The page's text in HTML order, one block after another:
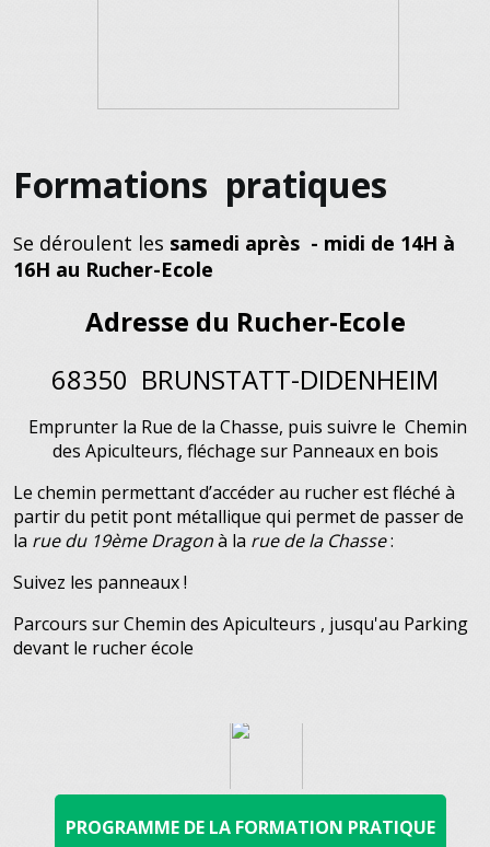
Formations pratiques
Se déroulent les samedi après - midi de 14H à
16H au Rucher-Ecole
Adresse du Rucher-Ecole
68350 BRUNSTATT-DIDENHEIM
Emprunter la Rue de la Chasse, puis suivre le Chemin
des Apiculteurs, fléchage sur Panneaux en bois
Le chemin permettant d’accéder au rucher est fléché à
partir du petit pont métallique qui permet de passer de
la rue du 19ème Dragonà la rue de la Chasse:
Suivez les panneaux !
Parcours sur Chemin des Apiculteurs , jusqu'au Parking
devant le rucher école
PROGRAMME DE LA FORMATION PRATIQUE